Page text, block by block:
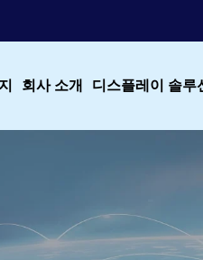
회사 소개 디스플레이 솔루